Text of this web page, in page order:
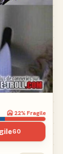
🥶22% Fragile
60